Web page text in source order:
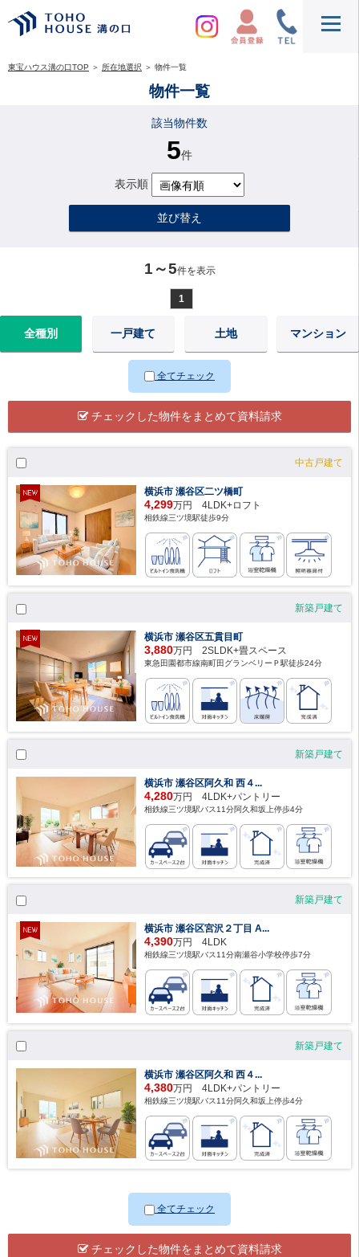
東宝ハウス溝の口TOP ＞ 所在地選択 ＞ 物件一覧
物件一覧
該当物件数
5件
表示順
並び替え
1～5件を表示
1
全種別 一戸建て 土地 マンション
全てチェック
チェックした物件をまとめて資料請求
中古戸建て
横浜市 瀬谷区二ツ橋町
4,299万円 4LDK+ロフト
相鉄線三ツ境駅徒歩9分
新築戸建て
横浜市 瀬谷区五貫目町
3,880万円 2SLDK+畳スペース
東急田園都市線南町田グランベリーＰ駅徒歩24分
新築戸建て
横浜市 瀬谷区阿久和 西４...
4,280万円 4LDK+パントリー
相鉄線三ツ境駅バス11分阿久和坂上停歩4分
新築戸建て
横浜市 瀬谷区宮沢２丁目 A...
4,390万円 4LDK
相鉄線三ツ境駅バス11分南瀬谷小学校停歩7分
新築戸建て
横浜市 瀬谷区阿久和 西４...
4,380万円 4LDK+パントリー
相鉄線三ツ境駅バス11分阿久和坂上停歩4分
全てチェック
チェックした物件をまとめて資料請求